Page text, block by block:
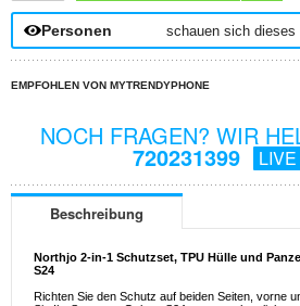
Personen schauen sich dieses
EMPFOHLEN VON MYTRENDYPHONE
NOCH FRAGEN? WIR
720231399
Beschreibung
Northjo 2-in-1 Schutzset, TPU Hülle und
S24
Richten Sie den Schutz auf beiden Seiten, vorne